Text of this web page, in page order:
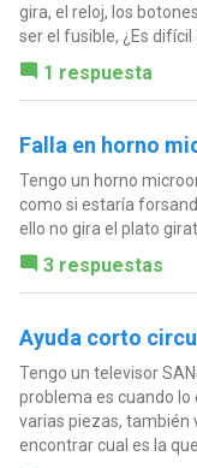
gira, el reloj, los
ser el fusible, ¿Es difícil
1 respuesta
Falla en horno
Tengo un horno
como si estaría
ello no gira el plato
3 respuestas
Ayuda corto
Tengo un televisor
problema es cuando
varias piezas, también
encontrar cual es la